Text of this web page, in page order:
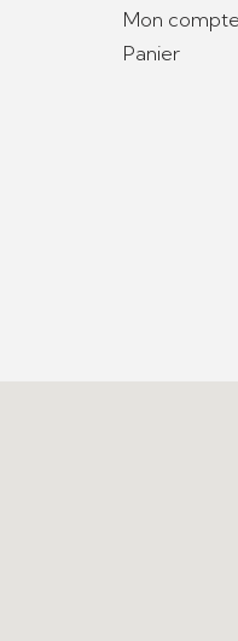
Mon compte
Panier